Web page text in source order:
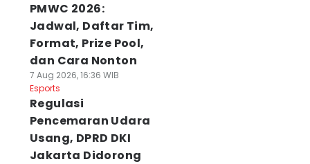
PMWC 2026:
Jadwal, Daftar Tim,
Format, Prize Pool,
dan Cara Nonton
7 Aug 2026, 16:36 WIB
Esports
Regulasi
Pencemaran Udara
Usang, DPRD DKI
Jakarta Didorong